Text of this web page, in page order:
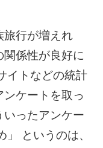
旅行が増えれ
係性が良好に
イトなどの統計
ケートを取っ
いったアンケー
」 というのは、